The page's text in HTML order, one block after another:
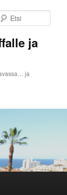
ja
ja